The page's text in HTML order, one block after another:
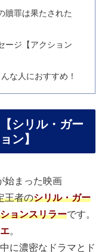
贖罪は果たされた
ージ【アクション
な人におすすめ！
シリル・ガー
ン】
始まった映画
王者のシリル・ガー
ョンスリラーです。
に濃密なドラマとド